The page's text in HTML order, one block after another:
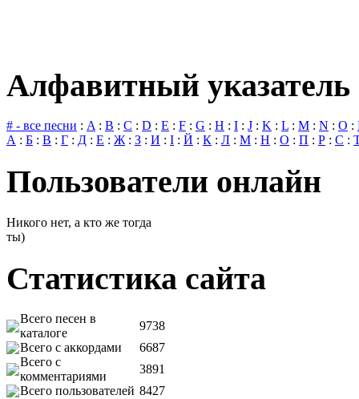
Алфавитный указатель
# - все песни : A: B : C : D : E : F : G : H : I : J : K : L : M : N : O :
А : Б : В : Г : Д : Е : Ж: З : И : І : Й : К : Л : М : Н : О : П : Р : С :
Пользователи онлайн
Никого нет, а кто же тогда
ты)
Статистика сайта
Всего песен в
каталоге
9738
Всего с аккордами
6687
Всего с
комментариями
3891
Всего пользователей 8427